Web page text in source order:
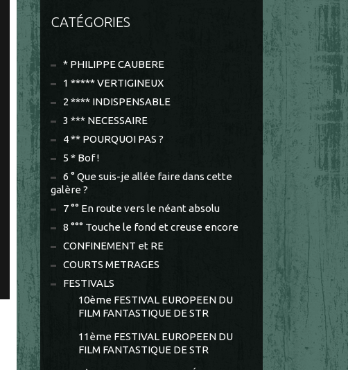
CATÉGORIES
* PHILIPPE CAUBERE
1 ***** VERTIGINEUX
2 **** INDISPENSABLE
3 *** NECESSAIRE
4 ** POURQUOI PAS ?
5 * Bof !
6 ° Que suis-je allée faire dans cette
galère ?
7 °° En route vers le néant absolu
8 °°° Touche le fond et creuse encore
CONFINEMENT et RE
COURTS METRAGES
FESTIVALS
10ème FESTIVAL EUROPEEN DU
FILM FANTASTIQUE DE STR
11ème FESTIVAL EUROPEEN DU
FILM FANTASTIQUE DE STR